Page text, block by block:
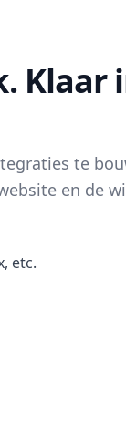
Klaar
te
en de
etc.